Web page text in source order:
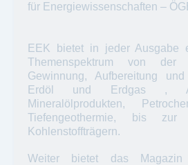
für Energiewissenschaften –
EEK bietet in jeder Ausgabe
Themenspektrum von der
Gewinnung, Aufbereitung
Erdöl und Erdgas ,
Mineralölprodukten,
Tiefengeothermie, bis zur
Kohlenstoffträgern.
Weiter bietet das Magazin